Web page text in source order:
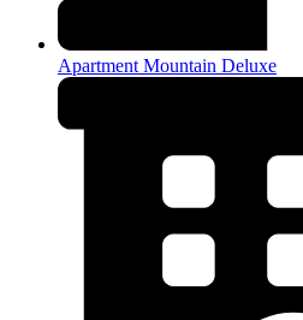
Apartment Mountain Deluxe